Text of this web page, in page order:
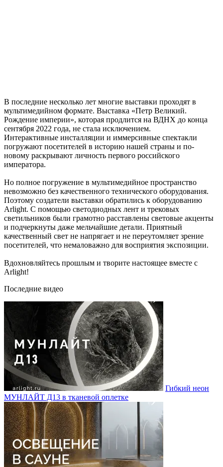
В последние несколько лет многие выставки проходят в
мультимедийном формате. Выставка «Петр Великий.
Рождение империи», которая продлится на ВДНХ до конца
сентября 2022 года, не стала исключением.
Интерактивные инсталляции и иммерсивные спектакли
погружают посетителей в историю нашей страны и по-
новому раскрывают личность первого российского
императора.
Но полное погружение в мультимедийное пространство
невозможно без качественного технического оборудования.
Поэтому создатели выставки обратились к оборудованию
Arlight. С помощью светодиодных лент и трековых
светильников были грамотно расставлены световые акценты
и подчеркнуты даже мельчайшие детали. Приятный
качественный свет не напрягает и не переутомляет зрение
посетителей, что немаловажно для восприятия экспозиции.
Вдохновляйтесь прошлым и творите настоящее вместе с
Arlight!
Последние видео
Гибкий неон
МУНЛАЙТ Д13 в тканевой оплетке